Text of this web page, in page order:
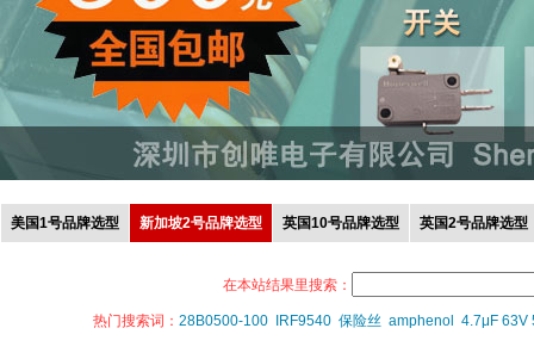
美国1号品牌选型 新加坡2号品牌选型 英国10号品牌选型 英国2号品牌选型
在本站结果里搜索：
热门搜索词： 28B0500-100 IRF9540 保险丝 amphenol 4.7μF 63V